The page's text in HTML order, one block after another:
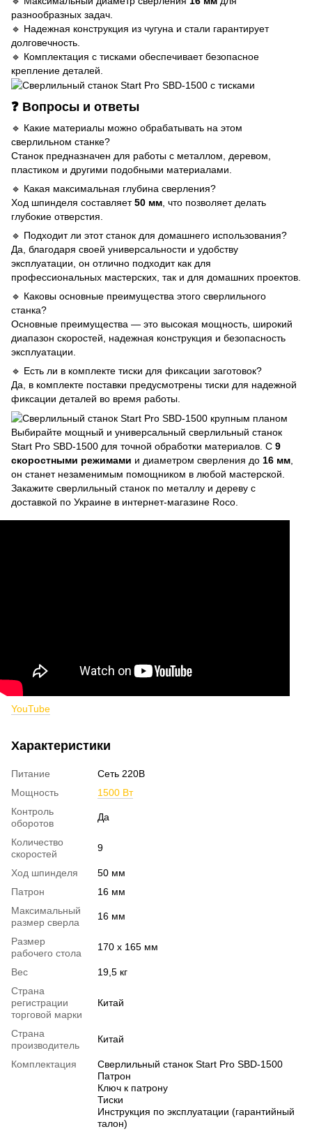
разнообразных задач.
🔹 Надежная конструкция из чугуна и стали гарантирует
долговечность.
🔹 Комплектация с тисками обеспечивает безопасное
крепление деталей.
❓ Вопросы и ответы
🔹 Какие материалы можно обрабатывать на этом
сверлильном станке?
Станок предназначен для работы с металлом, деревом,
пластиком и другими подобными материалами.
🔹 Какая максимальная глубина сверления?
Ход шпинделя составляет50 мм , что позволяет делать
глубокие отверстия.
🔹 Подходит ли этот станок для домашнего использования?
Да, благодаря своей универсальности и удобству
эксплуатации, он отлично подходит как для
профессиональных мастерских, так и для домашних проектов.
🔹 Каковы основные преимущества этого сверлильного
станка?
Основные преимущества — это высокая мощность, широкий
диапазон скоростей, надежная конструкция и безопасность
эксплуатации.
🔹 Есть ли в комплекте тиски для фиксации заготовок?
Да, в комплекте поставки предусмотрены тиски для надежной
фиксации деталей во время работы.
Выбирайте мощный и универсальный сверлильный станок
Start Pro SBD-1500 для точной обработки материалов. С 9
скоростными режимами и диаметром сверления до 16 мм
он станет незаменимым помощником в любой мастерской.
Закажите сверлильный станок по металлу и дереву с
доставкой по Украине в интернет-магазине Roco.
YouTube
Характеристики
Питание
Сеть 220В
Мощность
1500 Вт
Контроль
оборотов
Да
Количество
скоростей
9
Ход шпинделя
50 мм
Патрон
16 мм
Максимальный
размер сверла
16 мм
Размер
рабочего стола
170 x 165 мм
Вес
19,5 кг
Страна
регистрации
торговой марки
Китай
Страна
производитель
Китай
Комплектация
Сверлильный станок Start Pro SBD-1500
Патрон
Ключ к патрону
Тиски
Инструкция по эксплуатации (гарантийный
талон)